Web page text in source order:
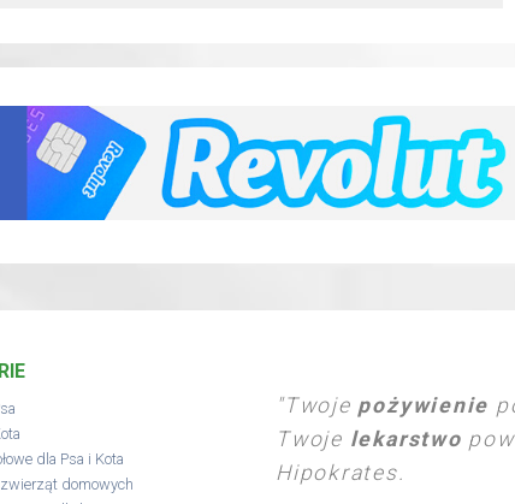
dla Psa i Kota
domowych
"Twoje pożywienie
Twoje lekarstwo
Hipokrates.